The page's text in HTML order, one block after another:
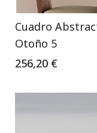
Cuadro
Otoño 5
256,20 €